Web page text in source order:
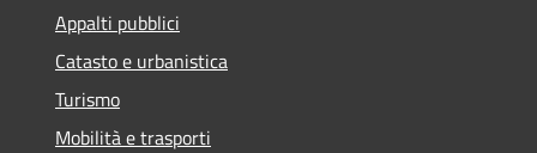
Appalti pubblici
Catasto e urbanistica
Turismo
Mobilità e trasporti